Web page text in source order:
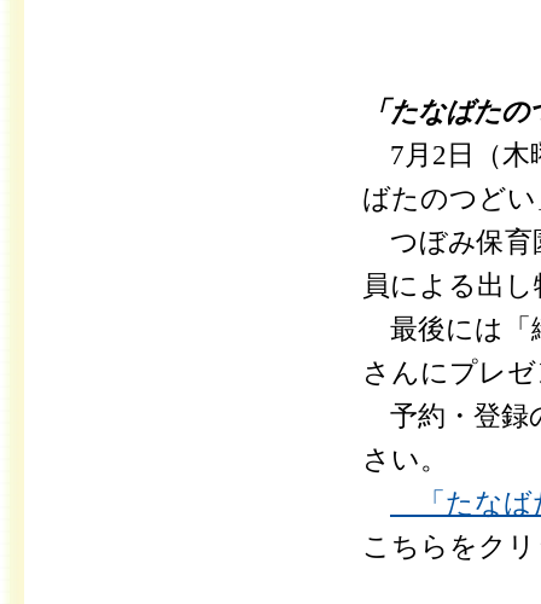
「たなばた
7月2日（
ばたのつど
つぼみ保育
員による出
最後には「
さんにプレ
予約・登録
さい。
「たなば
こちらをク